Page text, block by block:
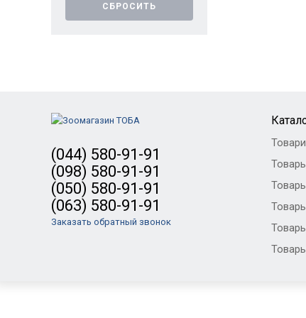
СБРОСИТЬ
(044) 580-91-91
(098) 580-91-91
(050) 580-91-91
(063) 580-91-91
Заказать обратный звонок